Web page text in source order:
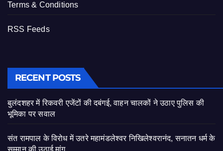
Terms & Conditions
RSS Feeds
RECENT POSTS
बुलंदशहर में रिकवरी एजेंटों की दबंगई, वाहन चालकों ने उठाए पुलिस की
भूमिका पर सवाल
संत रामपाल के विरोध में उतरे महामंडलेश्वर निखिलेश्वरानंद, सनातन धर्म के